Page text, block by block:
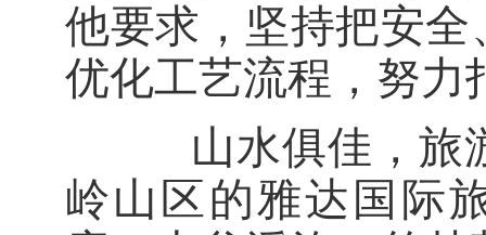
他要求，坚持把安
优化工艺流程，努力
山水俱佳，旅游
岭山区的雅达国际